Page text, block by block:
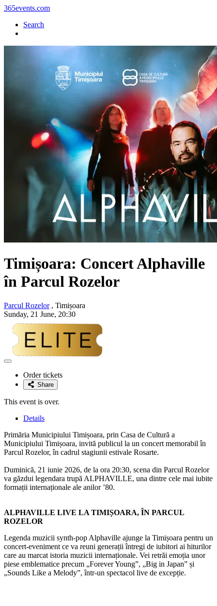
365events.com
Search
Timișoara: ConcertAlphaville
în Parcul Rozelor
Parcul Rozelor, Timișoara
Sunday, 21 June, 20:30
Adaugă
favoriteOrder tickets
Share
This event is over.
Details
Primăria Municipiului Timișoara, prin Casa de Cultură a
Municipiului Timișoara, invită publicul la un concert memorabil în
Parcul Rozelor, în cadrul stagiunii estivale Rosarte.
Duminică, 21 iunie 2026, de la ora 20:30, scena din Parcul Rozelor
va găzdui legendara trupă ALPHAVILLE, una dintre cele mai iubite
formații internaționale ale anilor ’80.
ALPHAVILLE LIVE LA TIMIȘOARA, ÎN PARCUL
ROZELOR
Legenda muzicii synth-pop Alphaville ajunge la Timișoara pentru un
concert-eveniment ce va reuni generații întregi de iubitori ai hiturilor
care au marcat istoria muzicii internaționale. Vei retrăi emoția unor
piese emblematice precum „Forever Youngˮ, „Big in Japanˮ și
„Sounds Like a Melodyˮ, într-un spectacol live de excepție.